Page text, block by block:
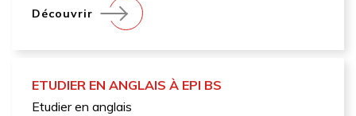
Découvrir
ETUDIER EN ANGLAIS À EPI BS
Etudier en anglais